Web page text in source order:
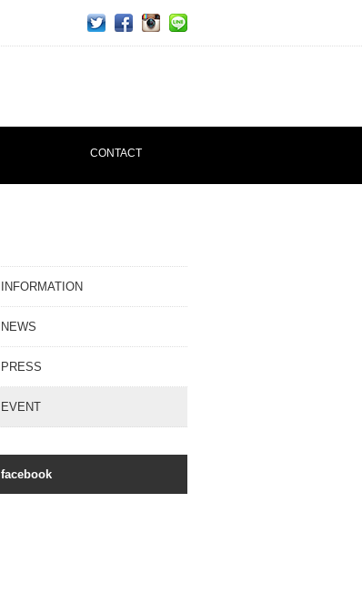
facebookins line
CONTACT
INFORMATION
NEWS
PRESS
EVENT
facebook